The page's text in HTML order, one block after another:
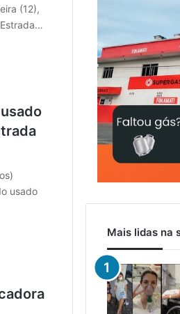
(12),
usado
Mais lidas na